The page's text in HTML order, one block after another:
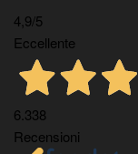
4,9/5
Eccellente
6.338
Recensioni